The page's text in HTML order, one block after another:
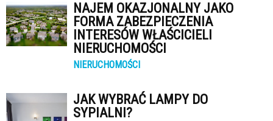
NAJEM OKAZJONALNY JAKO
FORMA ZABEZPIECZENIA
INTERESÓW WŁAŚCICIELI
NIERUCHOMOŚCI
NIERUCHOMOŚCI
JAK WYBRAĆ LAMPY DO
SYPIALNI?